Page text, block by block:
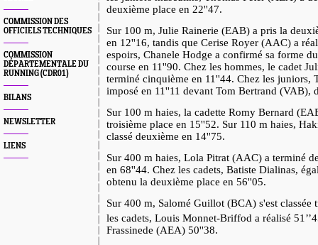
COMMISSION DES
OFFICIELS TECHNIQUES
COMMISSION
DÉPARTEMENTALE DU
RUNNING (CDR01)
BILANS
NEWSLETTER
LIENS
deuxième place en 22''47.
Sur 100 m, Julie Rainerie (EAB) a pris la
en 12''16, tandis que Cerise Royer (AAC) a
espoirs, Chanele Hodge a confirmé sa forme
course en 11''90. Chez les hommes, le cadet
terminé cinquième en 11''44. Chez les juniors,
imposé en 11''11 devant Tom Bertrand (VAB),
Sur 100 m haies, la cadette Romy Bernard
troisième place en 15''52. Sur 110 m haies,
classé deuxième en 14''75.
Sur 400 m haies, Lola Pitrat (AAC) a terminé
en 68''44. Chez les cadets, Batiste Dialinas,
obtenu la deuxième place en 56''05.
Sur 400 m, Salomé Guillot (BCA) s'est classée
les cadets, Louis Monnet-Briffod a réalisé
Frassinede (AEA) 50''38.